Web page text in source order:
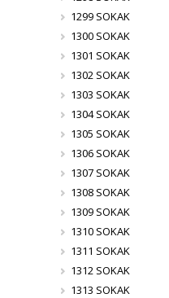
1299 SOKAK
1300 SOKAK
1301 SOKAK
1302 SOKAK
1303 SOKAK
1304 SOKAK
1305 SOKAK
1306 SOKAK
1307 SOKAK
1308 SOKAK
1309 SOKAK
1310 SOKAK
1311 SOKAK
1312 SOKAK
1313 SOKAK